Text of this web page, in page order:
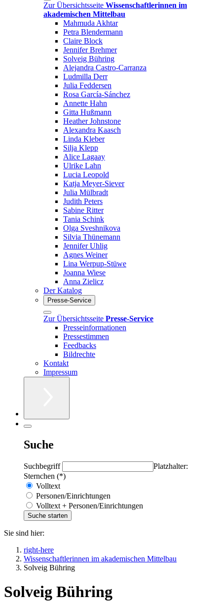
Zur Übersichtsseite Wissenschaftlerinnen im
akademischen Mittelbau
Mahmuda Akhtar
Petra Blendermann
Claire Block
Jennifer Brehmer
Solveig Bühring
Alejandra Castro-Carranza
Ludmilla Derr
Julia Feddersen
Rosa García-Sánchez
Annette Hahn
Gitta Hußmann
Heather Johnstone
Alexandra Kaasch
Linda Kleber
Silja Klepp
Alice Lagaay
Ulrike Lahn
Lucia Leopold
Katja Meyer-Siever
Julia Mülbradt
Judith Peters
Sabine Ritter
Tania Schink
Olga Sveshnikova
Silvia Thünemann
Jennifer Uhlig
Agnes Weiner
Lina Werpup-Stüwe
Joanna Wiese
Anna Zielicz
Der Katalog
Presse-Service
Zur Übersichtsseite Presse-Service
Presseinformationen
Pressestimmen
Feedbacks
Bildrechte
Kontakt
Impressum
Suche
Suchbegriff
Platzhalter:
Sternchen (*)
Volltext
Personen/Einrichtungen
Volltext + Personen/Einrichtungen
Sie sind hier:
right-here
Wissenschaftlerinnen im akademischen Mittelbau
Solveig Bühring
Solveig Bühring